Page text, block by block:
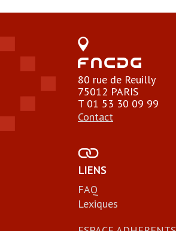
80 rue de Reuilly
75012 PARIS
T 01 53 30 09 99
Contact
LIENS
FAQ
Lexiques